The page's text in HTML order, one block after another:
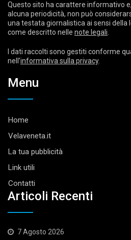
Questo sito ha carattere informativo
alcuna periodicità, non può
una testata giornalistica ai sensi della
come descritto nelle note legali.
I dati raccolti sono gestiti conforme
nell’informativa sulla privacy.
Menu
Home
Velaveneta.it
La tua pubblicità
Link utili
Contatti
Articoli Recenti
7 Agosto 2026